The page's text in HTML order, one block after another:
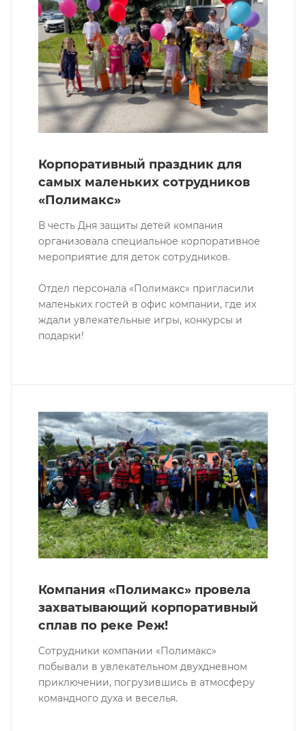
Корпоративный праздник для
самых маленьких сотрудников
«Полимакс»
В честь Дня защиты детей компания
организовала специальное корпоративное
мероприятие для деток сотрудников.
Отдел персонала «Полимакс» пригласили
маленьких гостей в офис компании, где их
ждали увлекательные игры, конкурсы и
подарки!
Компания «Полимакс» провела
захватывающий корпоративный
сплав по реке Реж!
Сотрудники компании «Полимакс»
побывали в увлекательном двухдневном
приключении, погрузившись в атмосферу
командного духа и веселья.